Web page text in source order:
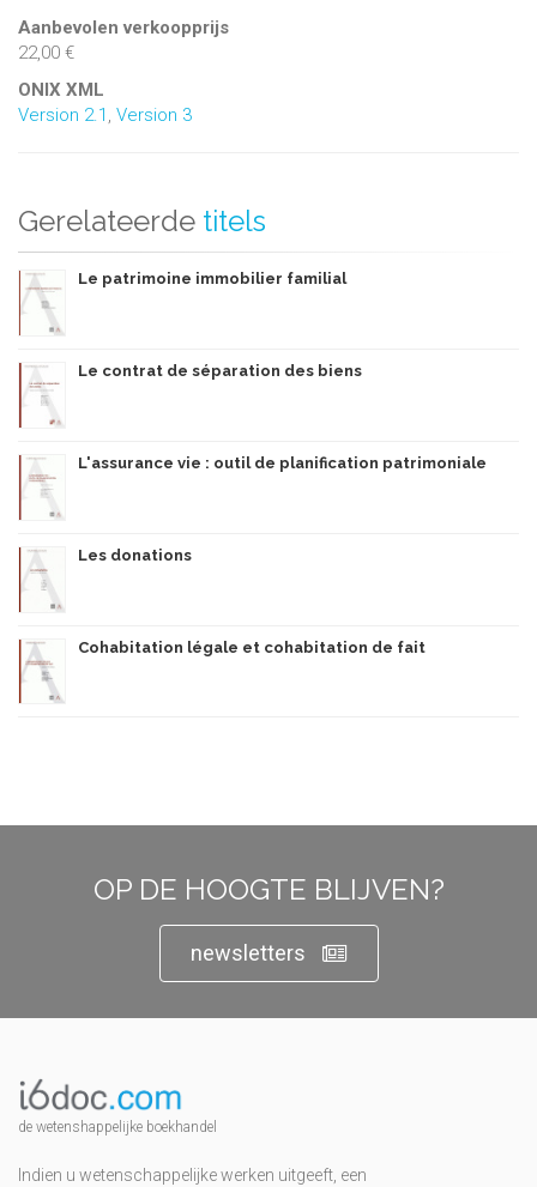
Aanbevolen verkoopprijs
22,00 €
ONIX XML
Version 2.1 , Version 3
Gerelateerde titels
Le patrimoine immobilier familial
Le contrat de séparation des biens
L'assurance vie : outil de planification patrimoniale
Les donations
Cohabitation légale et cohabitation de fait
OP DE HOOGTE BLIJVEN?
newsletters
de wetenshappelijke boekhandel
Indien u wetenschappelijke werken uitgeeft, een